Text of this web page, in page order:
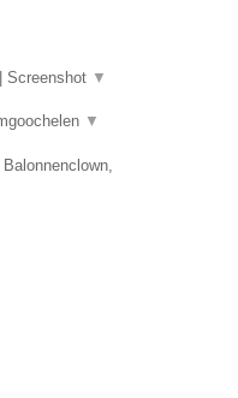
Screenshot ▼
▼